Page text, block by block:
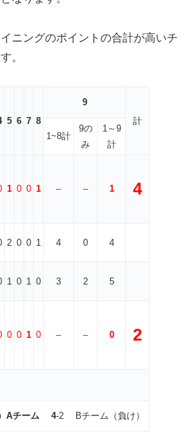
ニングのポイントの合計が高いチ
。
5 6 7 8
9
計
1~8計
9の
み
1～9
計
1 0 0 1 – – 1 4
2 0 0 1 4 0 4
1 0 1 0 3 2 5
0 0 1 0 – – 0 2
Aチーム 4-2 Bチーム（負け）